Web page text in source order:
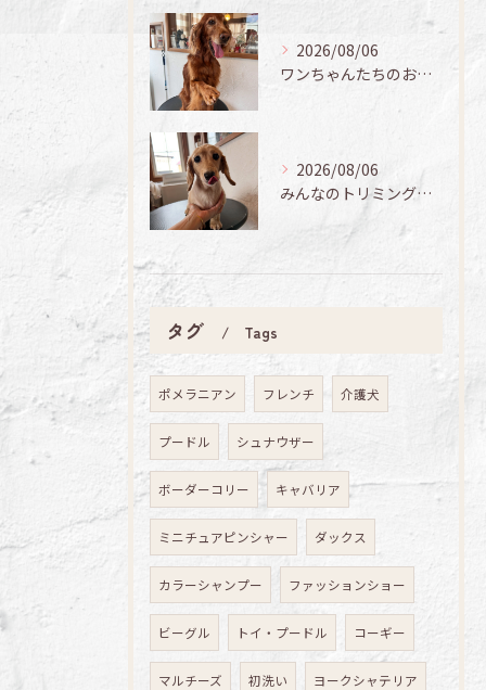
2026/08/06
ワンちゃんたちのお手入れ日記🐶✨
2026/08/06
みんなのトリミング日記🌟
タグ Tags
ポメラニアン フレンチ 介護犬
プードル シュナウザー
ボーダーコリー キャバリア
ミニチュアピンシャー ダックス
カラーシャンプー ファッションショー
ビーグル トイ・プードル コーギー
マルチーズ 初洗い ヨークシャテリア